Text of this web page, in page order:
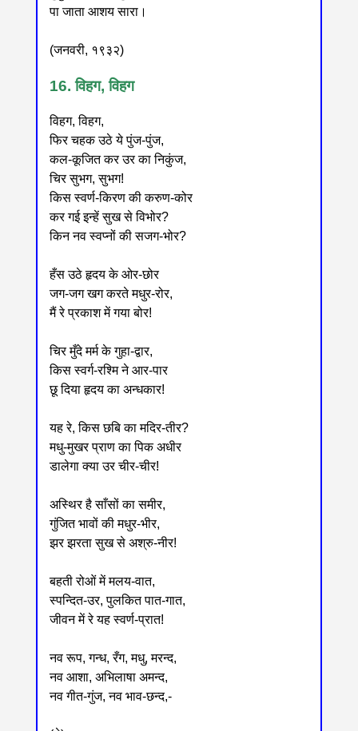
पा जाता आशय सारा।
(जनवरी, १९३२)
16. विहग, विहग
विहग, विहग,
फिर चहक उठे ये पुंज-पुंज,
कल-कूजित कर उर का निकुंज,
चिर सुभग, सुभग!
किस स्वर्ण-किरण की करुण-कोर
कर गई इन्हें सुख से विभोर?
किन नव स्वप्नों की सजग-भोर?
हँस उठे हृदय के ओर-छोर
जग-जग खग करते मधुर-रोर,
मैं रे प्रकाश में गया बोर!
चिर मुँदे मर्म के गुहा-द्वार,
किस स्वर्ग-रश्मि ने आर-पार
छू दिया हृदय का अन्धकार!
यह रे, किस छबि का मदिर-तीर?
मधु-मुखर प्राण का पिक अधीर
डालेगा क्या उर चीर-चीर!
अस्थिर है साँसों का समीर,
गुंजित भावों की मधुर-भीर,
झर झरता सुख से अश्रु-नीर!
बहती रोओं में मलय-वात,
स्पन्दित-उर, पुलकित पात-गात,
जीवन में रे यह स्वर्ण-प्रात!
नव रूप, गन्ध, रँग, मधु, मरन्द,
नव आशा, अभिलाषा अमन्द,
नव गीत-गुंज, नव भाव-छन्द,-